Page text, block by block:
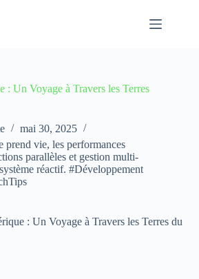
Un Voyage à Travers les Terres
mai 30, 2025
prend vie, les performances
parallèles et gestion multi-
réactif. #Développement
: Un Voyage à Travers les Terres du